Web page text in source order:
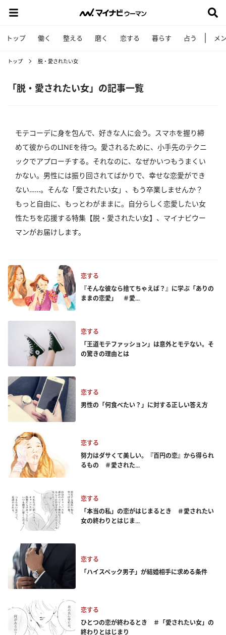
トップ 働く 整える 磨く 恋する 暮らす 占う メ
トップ 脱・愛されたい女
「脱・愛されたい女」の記事一覧
モテコーデに身を包んで、好きな人に会う。スマホを握り締
めて彼からのLINEを待つ。愛されるために、小手先のテクニ
ックでアプローチする。それなのに、なぜかいつもうまくい
かない。男性には振り回されてばかりで、幸せな恋愛ができ
ない……。そんな「愛されたい女」、もう卒業しませんか？
もっと自由に、もっとわがままに。自分らしく恋愛したい女
性たちを応援する特集【脱・愛されたい女】、マイナビウー
マンがお届けします。
恋する
『そんな彼なら捨てちゃえば？』に学ぶ「ありの
ままの恋愛」 ＃愛...
恋する
「王道モテファッション」は意外とモテない。そ
の驚きの理由とは
恋する
男性の「何食べたい？」に対する正しい答え方
恋する
努力はダサくて美しい。『百円の恋』から得られ
るもの ＃愛された...
恋する
「本当の私」の恋がはじまるとき ＃愛されたい
女の終わりとはじま...
恋する
「ハイスペック男子」が結婚相手に求める条件
恋する
ひとつの恋が終わるとき ＃「愛されたい女」の
終わりとはじまり